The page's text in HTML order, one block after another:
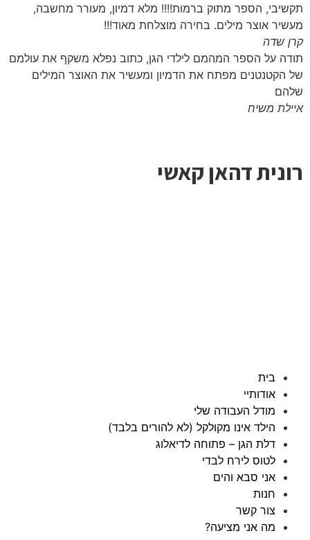
תקשיבי, הספר מתוק ברמות!!!! מלא דמיון, מעורר מחשבה,
מעשיר אוצר מילים. בחירה מוצלחת מאוד!!!
קרן שדה
תודה על הספר המהמם לילדי הגן, כתוב נפלא משקף את עולמם
של הקטנטנים מפתח את הדמיון ומעשיר את האוצר המילים
שלהם
איילת משיח
רונית דהאן קאשי
בית
אודותיי
מודל העבודה שלי
הילד אינו מקולקל (לא להורים בלבד)
דלת הגן – פתוחה לדיאלוג
לטוס לירח לבדי
אני סבא והים
חנות
צור קשר
מה אני מציעה?